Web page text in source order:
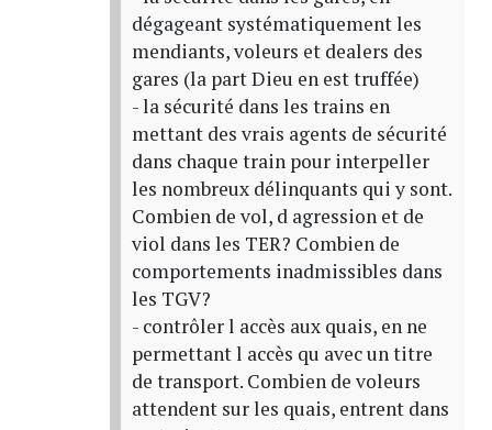
dégageant systématiquement les
mendiants, voleurs et dealers des
gares (la part Dieu en est truffée)
- la sécurité dans les trains en
mettant des vrais agents de sécurité
dans chaque train pour interpeller
les nombreux délinquants qui y sont.
Combien de vol, d agression et de
viol dans les TER? Combien de
comportements inadmissibles dans
les TGV?
- contrôler l accès aux quais, en ne
permettant l accès qu avec un titre
de transport. Combien de voleurs
attendent sur les quais, entrent dans